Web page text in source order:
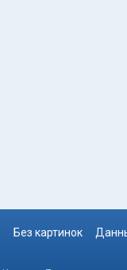
Без картинок